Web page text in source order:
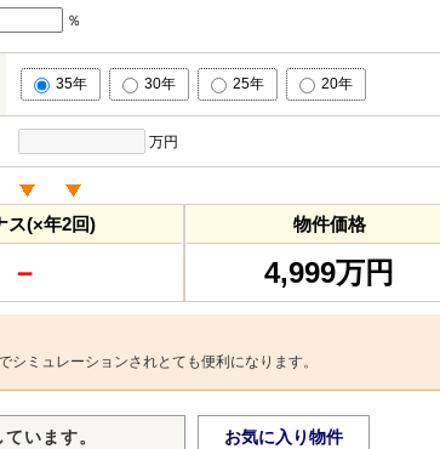
％
35年 30年 25年 20年
万円
ス(×年2回)
－
物件価格
4,999万円
ミュレーションされとても便利になります。
います。 お気に入り物件